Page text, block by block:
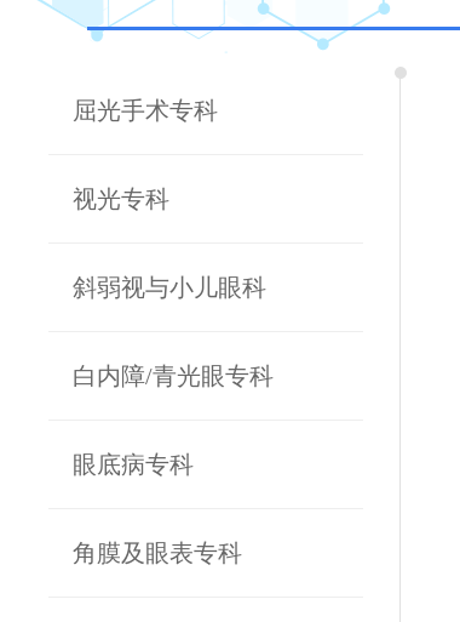
屈光手术专科
视光专科
斜弱视与小儿眼科
白内障/青光眼专科
眼底病专科
角膜及眼表专科